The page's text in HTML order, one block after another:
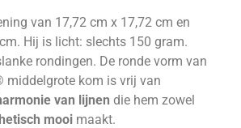
van 17,72 cm x 17,72 cm en
Hij is licht: slechts 150 gram.
rondingen. De ronde vorm van
middelgrote kom is vrij van
van lijnen die hem zowel
mooi maakt.